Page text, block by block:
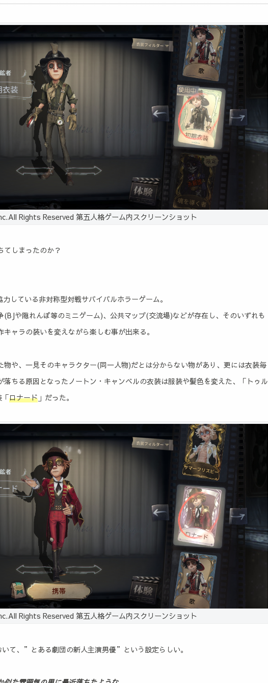
Rights Reserved 第五人格ゲーム内スクリーンショット
てしまったのか？
している非対称型対戦サバイバルホラーゲーム。
や隠れんぼ等のミニゲーム)、公共マップ(交流場)などが存在し、そのいずれも
ャラの装いを変えながら楽しむ事が出来る。
や、一見そのキャラクター(同一人物)だとは分からない物があり、更には衣装毎
ちる原因となったノートン・キャンベルの衣装は服装や髪色を変えた、「トゥル
ロナード 」だった。
Rights Reserved 第五人格ゲーム内スクリーンショット
て、”とある劇団の新人主演男優”という設定らしい。